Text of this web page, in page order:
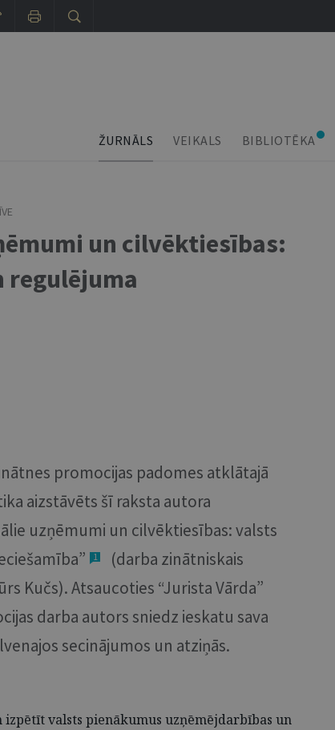
ŽURNĀLS VEIKALS BIBLIOTĒKA
un cilvēktiesības:
regulējuma
promocijas padomes atklātajā
aizstāvēts šī raksta autora
uzņēmumi un cilvēktiesības: valsts
1
(darba zinātniskais
Kučs). Atsaucoties “Jurista Vārda”
darba autors sniedz ieskatu sava
secinājumos un atziņās.
valsts pienākumus uzņēmējdarbības un